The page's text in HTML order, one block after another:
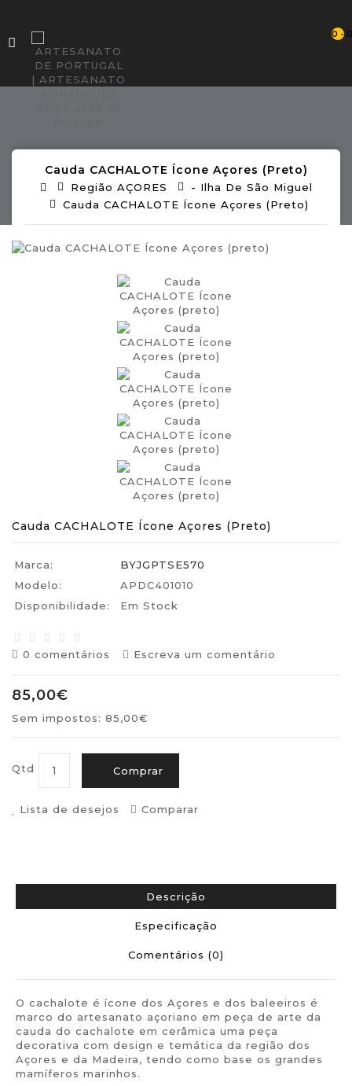
0 -
Cauda CACHALOTE Ícone Açores (preto)
Região AÇORES
- Ilha De São Miguel
Cauda CACHALOTE Ícone Açores (preto)
Cauda CACHALOTE Ícone Açores (preto)
Marca:
BYJGPTSE570
Modelo:
APDC401010
Disponibilidade:
Em Stock
0 comentários Escreva um comentário
85,00€
Sem impostos: 85,00€
Qtd Comprar
Lista de desejos Comparar
Descrição
Especificação
Comentários (0)
O cachalote é ícone dos Açores e dos baleeiros é
marco do artesanato açoriano em peça de arte da
cauda do cachalote em cerâmica uma peça
decorativa com design e temática da região dos
Açores e da Madeira, tendo como base os grandes
mamíferos marinhos.